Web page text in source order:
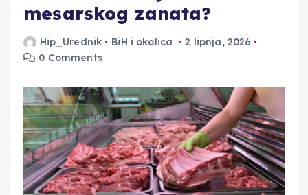
mesarskog zanata?
Hip_Urednik BiH i okolica
2 lipnja, 2026
0 Comments